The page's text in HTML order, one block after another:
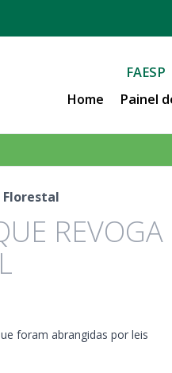
FAESP
Home
Painel
Florestal
REVOGA
foram abrangidas por leis